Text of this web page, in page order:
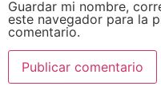
Guardar mi nombre,
este navegador para la
comentario.